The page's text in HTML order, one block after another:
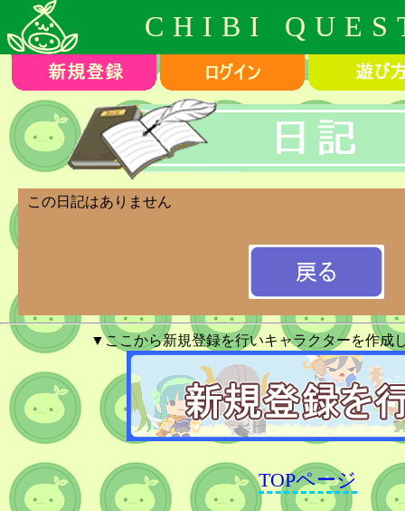
CHIBI
この日記はありません
▼ここから新規登録を行いキャラクターを作成
TOPページ